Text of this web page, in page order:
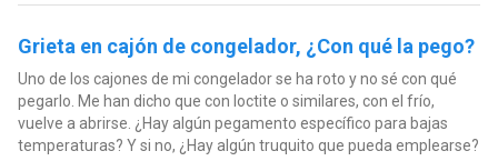
Grieta en cajón de congelador, ¿Con qué la pego?
Uno de los cajones de mi congelador se ha roto y no sé con qué
pegarlo. Me han dicho que con loctite o similares, con el frío,
vuelve a abrirse. ¿Hay algún pegamento específico para bajas
temperaturas? Y si no, ¿Hay algún truquito que pueda emplearse?